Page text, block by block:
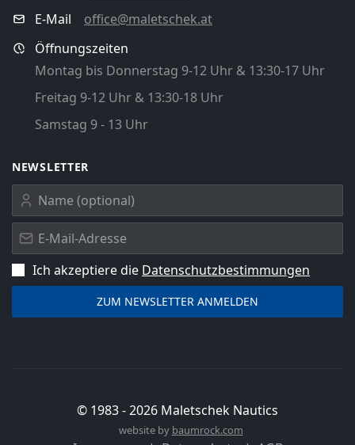
E-Mail
office@maletschek.at
Öffnungszeiten
Montag bis Donnerstag 9-12 Uhr & 13:30-17 Uhr
Freitag 9-12 Uhr & 13:30-18 Uhr
Samstag 9 - 13 Uhr
NEWSLETTER
Ich akzeptiere die Datenschutz­bestimmungen
© 1983 -2026 Maletschek Nautics
website by baumrock.com